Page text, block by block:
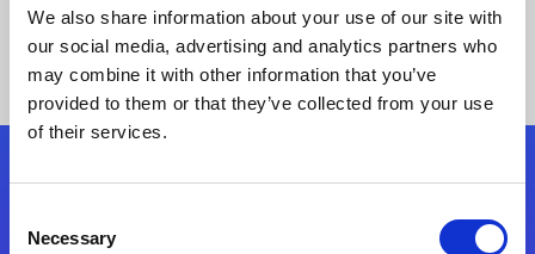
We also share information about your use of our site with
our social media, advertising and analytics partners who
may combine it with other information that you’ve
provided to them or that they’ve collected from your use
of their services.
Selection
Necessary
Kövessen minket!